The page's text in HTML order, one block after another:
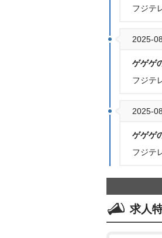
フジテ
2025-
ゲゲゲ
フジテ
2025-
ゲゲゲ
フジテ
求人